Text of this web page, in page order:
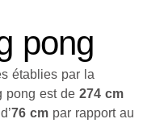
pong
établies par la
pong est de 274 cm
76 cm par rapport au